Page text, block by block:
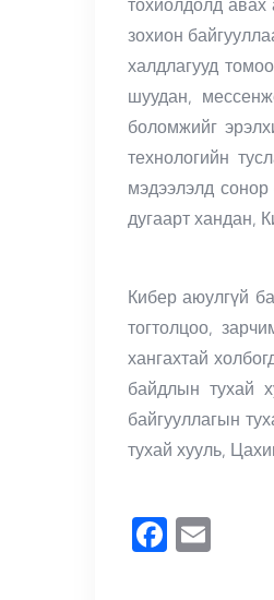
тохиолдолд авах
зохион
халдлагууд
шуудан,
боломжийг
технологийн
мэдээлэлд
дугаарт хандан,
Кибер аюулгүй
тогтолцоо,
хангахтай
байдлын тухай
байгууллагын
тухай хууль,